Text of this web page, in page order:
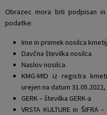
Obrazec mora biti podpisan
podatke:
Ime in priimek nosilca
Davčna številka nosilca
Naslov nosilca
KMG-MID iz registra
urejen na datum
GERK – številka GERK-a
VRSTA KULTURE in